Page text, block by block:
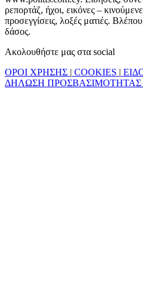
ρεπορτάζ, ήχοι, εικόνες –
προσεγγίσεις, λοξές ματιές.
δάσος.
Ακολουθήστε μας στα social
ΟΡΟΙ ΧΡΗΣΗΣ | COOKIES |
ΔΗΛΩΣΗ ΠΡΟΣΒΑΣΙΜΟΤΗΤΑΣ